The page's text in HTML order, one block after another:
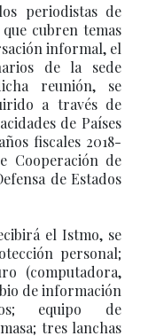
periodistas de
cubren temas
informal, el
de la sede
reunión, se
a través de
de Países
fiscales 2018-
Cooperación de
de Estados
el Istmo, se
personal;
(computadora,
de información
equipo de
tres lanchas